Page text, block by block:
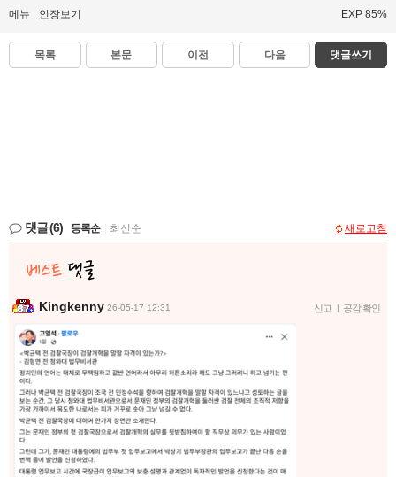
메뉴 인장보기 EXP 85%
목록 본문 이전 다음 댓글쓰기
댓글(6) 등록순 최신순 새로고침
Kingkenny 26-05-17 12:31 신고 | 공감 확인